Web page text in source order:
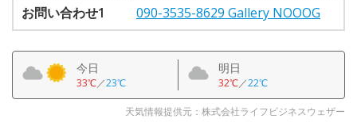
お問い合わせ1
090-3535-8629 Gallery NOOOG
今日
33℃／23℃
明日
32℃／22℃
天気情報提供元：株式会社ライフビジネスウェザー